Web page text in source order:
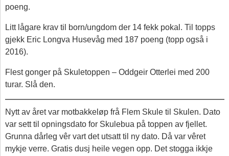
poeng.
Litt lågare krav til born/ungdom der 14 fekk pokal. Til topps
gjekk Eric Longva Husevåg med 187 poeng (topp også i
2016).
Flest gonger på Skuletoppen – Oddgeir Otterlei med 200
turar. Slå den.
Nytt av året var motbakkeløp frå Flem Skule til Skulen. Dato
var sett til opningsdato for Skulebua på toppen av fjellet.
Grunna dårleg vêr vart det utsatt til ny dato. Då var vêret
mykje verre. Gratis dusj heile vegen opp. Det stogga ikkje